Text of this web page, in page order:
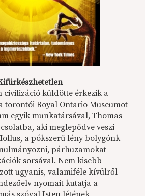
civilizáció küldötte érkezik a
torontói Royal Ontario Museumot
egyik munkatársával, Thomas
aki meglepődve veszi
a pókszerű lény bolygónk
párhuzamokat
sorsával. Nem kisebb
ugyanis, valamiféle kívülről
nyomait kutatja a